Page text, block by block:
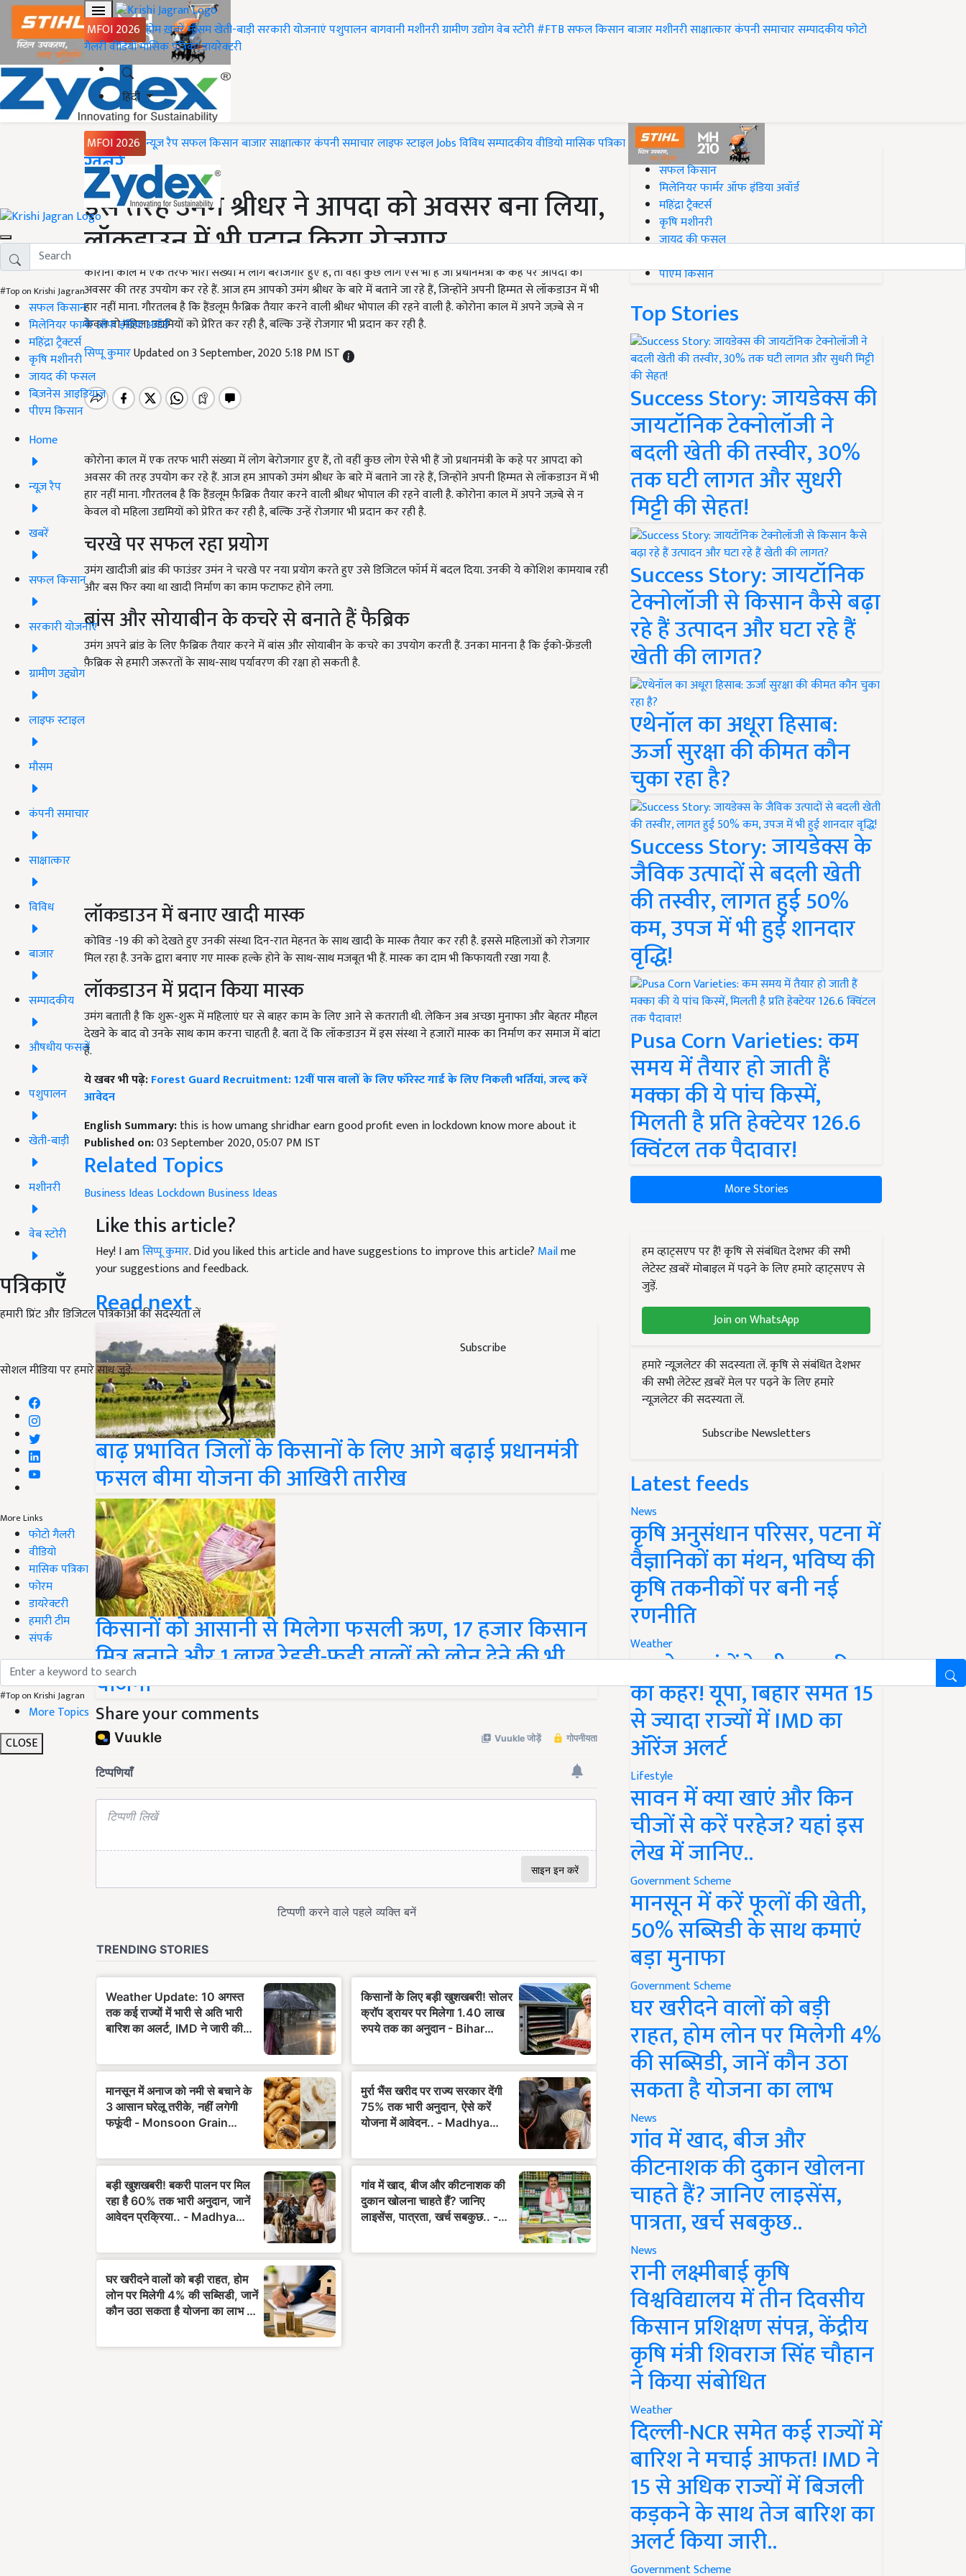
MFOI 2026 होमख़बरेंमौसमखेती-बाड़ीसरकारी योजनाएंपशुपालनबागवानीमशीनरीग्रामीण उद्योगवेब स्टोरी#FTBसफल किसानबाजारमशीनरीसाक्षात्कारकंपनी समाचारसम्पादकीयफोटो
गैलरीवीडियोमासिक पत्रिकाडायरेक्टरी
हिंदी
MFOI 2026 न्यूज़ रैपसफल किसानबाजारसाक्षात्कारकंपनी समाचारलाइफ स्टाइलJobsविविधसम्पादकीयवीडियोमासिक पत्रिका
#Top on Krishi Jagran
सफल किसान
मिलेनियर फार्मर ऑफ इंडिया अवॉर्ड
महिंद्रा ट्रैक्टर्स
कृषि मशीनरी
जायद की फसल
बिज़नेस आइडियाज
पीएम किसान
Home
न्यूज़ रैप
खबरें
सफल किसान
सरकारी योजनाएं
ग्रामीण उद्द्योग
लाइफ स्टाइल
मौसम
कंपनी समाचार
साक्षात्कार
विविध
बाजार
सम्पादकीय
औषधीय फसलें
पशुपालन
खेती-बाड़ी
मशीनरी
वेब स्टोरी
पत्रिकाएँ
हमारी प्रिंट और डिजिटल पत्रिकाओं की सदस्यता लें
Subscribe
सोशल मीडिया पर हमारे साथ जुड़ें:
More Links
फोटो गैलरी
वीडियो
मासिक पत्रिका
फोरम
डायरेक्टरी
हमारी टीम
संपर्क
#Top on Krishi Jagran
More Topics
CLOSE
Home
ख़बरें
इस तरह उमंग श्रीधर ने आपदा को अवसर बना लिया,
लॉकडाउन में भी प्रदान किया रोजगार
कोरोना काल में एक तरफ भारी संख्या में लोग बेरोजगार हुए हैं, तो वहीं कुछ लोग ऐसे भी हैं जो प्रधानमंत्री के कहे पर आपदा को
अवसर की तरह उपयोग कर रहे हैं. आज हम आपको उमंग श्रीधर के बारे में बताने जा रहे हैं, जिन्होंने अपनी हिम्मत से लॉकडाउन में भी
हार नहीं माना. गौरतलब है कि हैंडलूम फ़ैब्रिक तैयार करने वाली श्रीधर भोपाल की रहने वाली है. कोरोना काल में अपने जज़्बे से न
केवल वो महिला उद्यमियों को प्रेरित कर रही है, बल्कि उन्हें रोजगार भी प्रदान कर रही है.
सिप्पू कुमारUpdated on 3 September, 2020 5:18 PM IST
कोरोना काल में एक तरफ भारी संख्या में लोग बेरोजगार हुए हैं, तो वहीं कुछ लोग ऐसे भी हैं जो प्रधानमंत्री के कहे पर आपदा को
अवसर की तरह उपयोग कर रहे हैं. आज हम आपको उमंग श्रीधर के बारे में बताने जा रहे हैं, जिन्होंने अपनी हिम्मत से लॉकडाउन में भी
हार नहीं माना. गौरतलब है कि हैंडलूम फ़ैब्रिक तैयार करने वाली श्रीधर भोपाल की रहने वाली है. कोरोना काल में अपने जज़्बे से न
केवल वो महिला उद्यमियों को प्रेरित कर रही है, बल्कि उन्हें रोजगार भी प्रदान कर रही है.
चरखे पर सफल रहा प्रयोग
उमंग खादीजी ब्रांड की फाउंडर उमंन ने चरखे पर नया प्रयोग करते हुए उसे डिजिटल फॉर्म में बदल दिया. उनकी ये कोशिश कामयाब रही
और बस फिर क्या था खादी निर्माण का काम फटाफट होने लगा.
बांस और सोयाबीन के कचरे से बनाते हैं फैब्रिक
उमंग अपने ब्रांड के लिए फ़ैब्रिक तैयार करने में बांस और सोयाबीन के कचरे का उपयोग करती हैं. उनका मानना है कि ईको-फ्रेंडली
फ़ैब्रिक से हमारी जरूरतों के साथ-साथ पर्यावरण की रक्षा हो सकती है.
लॉकडाउन में बनाए खादी मास्क
कोविड -19 की को देखते हुए उनकी संस्था दिन-रात मेहनत के साथ खादी के मास्क तैयार कर रही है. इससे महिलाओं को रोजगार
मिल रहा है. उनके द्वारा बनाए गए मास्क हल्के होने के साथ-साथ मजबूत भी हैं. मास्क का दाम भी किफायती रखा गया है.
लॉकडाउन में प्रदान किया मास्क
उमंग बताती है कि शुरू-शुरू में महिलाएं घर से बाहर काम के लिए आने से कतराती थी. लेकिन अब अच्छा मुनाफा और बेहतर मौहल
देखने के बाद वो उनके साथ काम करना चाहती है. बता दें कि लॉकडाउन में इस संस्था ने हजारों मास्क का निर्माण कर समाज में बांटा
है.
ये खबर भी पढ़े:Forest Guard Recruitment: 12वीं पास वालों के लिए फॉरेस्ट गार्ड के लिए निकली भर्तियां, जल्द करें
आवेदन
English Summary:this is how umang shridhar earn good profit even in lockdown know more about it
Published on:03 September 2020, 05:07 PM IST
Related Topics
Business Ideas Lockdown Business Ideas
Like this article?
Hey! I amसिप्पू कुमार. Did you liked this article and have suggestions to improve this article? Mailme
your suggestions and feedback.
Read next
बाढ़ प्रभावित जिलों के किसानों के लिए आगे बढ़ाई प्रधानमंत्री
फसल बीमा योजना की आखिरी तारीख
किसानों को आसानी से मिलेगा फसली ऋण, 17 हजार किसान
मित्र बनाने और 1 लाख रेहड़ी-फड़ी वालों को लोन देने की भी
योजना
Share your comments
#Top on Krishi Jagran
सफल किसान
मिलेनियर फार्मर ऑफ इंडिया अवॉर्ड
महिंद्रा ट्रैक्टर्स
कृषि मशीनरी
जायद की फसल
पीएम किसान
Top Stories
Success Story: जायडेक्स की
जायटॉनिक टेक्नोलॉजी ने
बदली खेती की तस्वीर, 30%
तक घटी लागत और सुधरी
मिट्टी की सेहत!
Success Story: जायटॉनिक
टेक्नोलॉजी से किसान कैसे बढ़ा
रहे हैं उत्पादन और घटा रहे हैं
खेती की लागत?
एथेनॉल का अधूरा हिसाब:
ऊर्जा सुरक्षा की कीमत कौन
चुका रहा है?
Success Story: जायडेक्स के
जैविक उत्पादों से बदली खेती
की तस्वीर, लागत हुई 50%
कम, उपज में भी हुई शानदार
वृद्धि!
Pusa Corn Varieties: कम
समय में तैयार हो जाती हैं
मक्का की ये पांच किस्में,
मिलती है प्रति हेक्टेयर 126.6
क्विंटल तक पैदावार!
More Stories
हम व्हाट्सएप पर हैं! कृषि से संबंधित देशभर की सभी
लेटेस्ट ख़बरें मोबाइल में पढ़ने के लिए हमारे व्हाट्सएप से
जुड़ें.
Join on WhatsApp
हमारे न्यूज़लेटर की सदस्यता लें. कृषि से संबंधित देशभर
की सभी लेटेस्ट ख़बरें मेल पर पढ़ने के लिए हमारे
न्यूज़लेटर की सदस्यता लें.
Subscribe Newsletters
Latest feeds
News
कृषि अनुसंधान परिसर, पटना में
वैज्ञानिकों का मंथन, भविष्य की
कृषि तकनीकों पर बनी नई
रणनीति
Weather
अगले 12 घंटों के भीतर बारिश
का कहर! यूपी, बिहार समेत 15
से ज्यादा राज्यों में IMD का
ऑरेंज अलर्ट
Lifestyle
सावन में क्या खाएं और किन
चीजों से करें परहेज? यहां इस
लेख में जानिए..
Government Scheme
मानसून में करें फूलों की खेती,
50% सब्सिडी के साथ कमाएं
बड़ा मुनाफा
Government Scheme
घर खरीदने वालों को बड़ी
राहत, होम लोन पर मिलेगी 4%
की सब्सिडी, जानें कौन उठा
सकता है योजना का लाभ
News
गांव में खाद, बीज और
कीटनाशक की दुकान खोलना
चाहते हैं? जानिए लाइसेंस,
पात्रता, खर्च सबकुछ..
News
रानी लक्ष्मीबाई कृषि
विश्वविद्यालय में तीन दिवसीय
किसान प्रशिक्षण संपन्न, केंद्रीय
कृषि मंत्री शिवराज सिंह चौहान
ने किया संबोधित
Weather
दिल्ली-NCR समेत कई राज्यों में
बारिश ने मचाई आफत! IMD ने
15 से अधिक राज्यों में बिजली
कड़कने के साथ तेज बारिश का
अलर्ट किया जारी..
Government Scheme